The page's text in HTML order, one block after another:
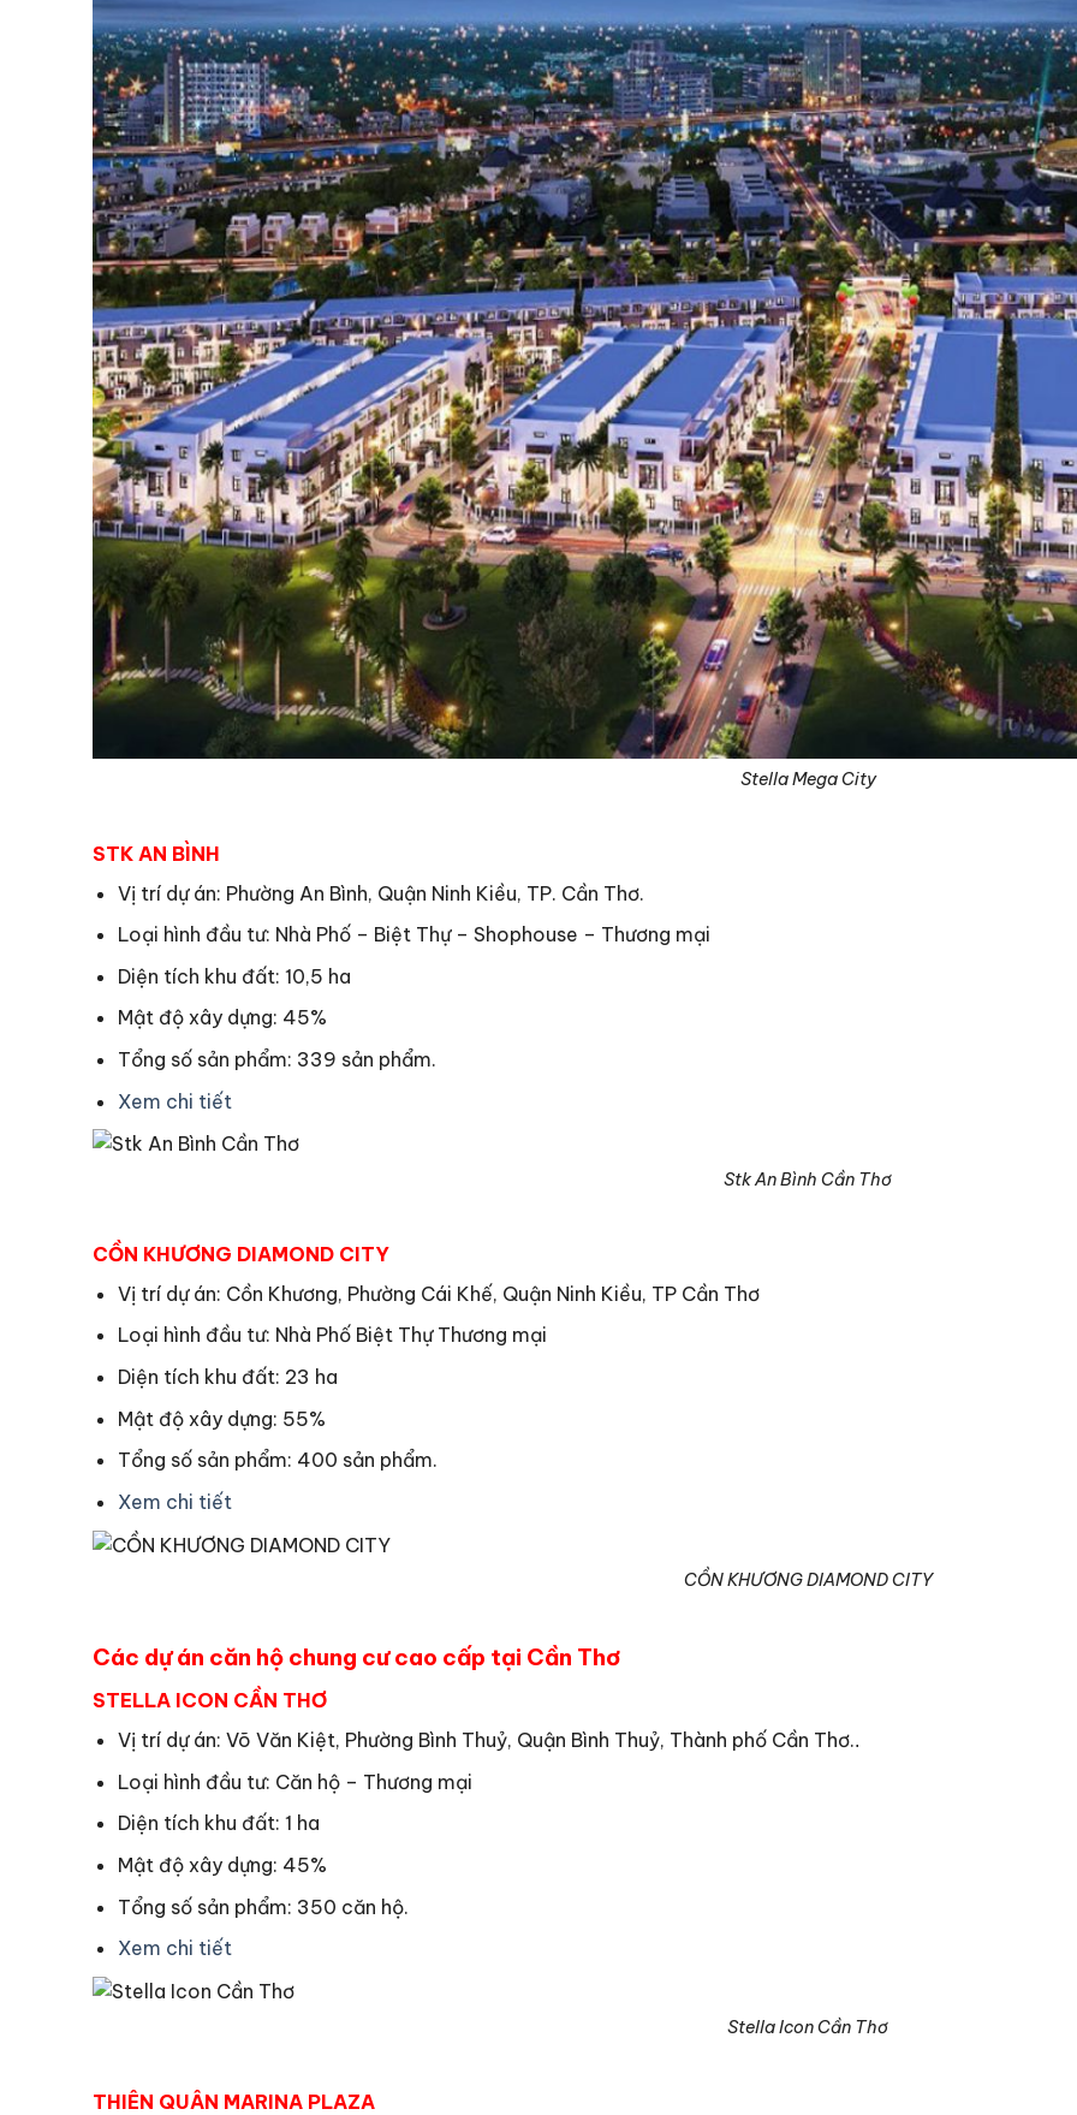
Stella Mega City
STK AN BÌNH
Vị trí dự án: Phường An Bình, Quận Ninh Kiều, TP. Cần Thơ.
Loại hình đầu tư: Nhà Phố – Biệt Thự – Shophouse – Thương mại
Diện tích khu đất: 10,5 ha
Mật độ xây dựng: 45%
Tổng số sản phẩm: 339 sản phẩm.
Xem chi tiết
Stk An Bình Cần Thơ
CỒN KHƯƠNG DIAMOND CITY
Vị trí dự án: Cồn Khương, Phường Cái Khế, Quận Ninh Kiều, TP Cần Thơ
Loại hình đầu tư: Nhà Phố Biệt Thự Thương mại
Diện tích khu đất: 23 ha
Mật độ xây dựng: 55%
Tổng số sản phẩm: 400 sản phẩm.
Xem chi tiết
CỒN KHƯƠNG DIAMOND CITY
Các dự án căn hộ chung cư cao cấp tại Cần Thơ
STELLA ICON CẦN THƠ
Vị trí dự án: Võ Văn Kiệt, Phường Bình Thuỷ, Quận Bình Thuỷ, Thành phố Cần Thơ..
Loại hình đầu tư: Căn hộ – Thương mại
Diện tích khu đất: 1 ha
Mật độ xây dựng: 45%
Tổng số sản phẩm: 350 căn hộ.
Xem chi tiết
Stella Icon Cần Thơ
THIÊN QUÂN MARINA PLAZA